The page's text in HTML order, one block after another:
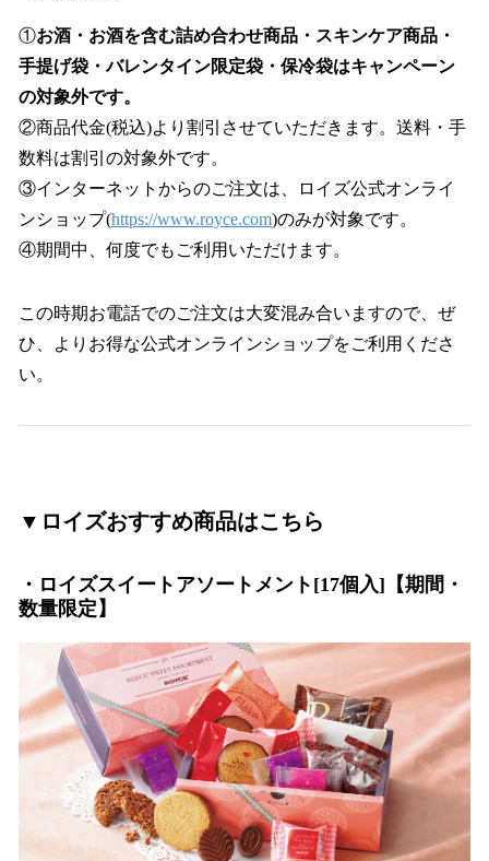
①お酒・お酒を含む詰め合わせ商品・スキンケア商品・
手提げ袋・バレンタイン限定袋・保冷袋はキャンペーン
の対象外です。
②商品代金(税込)より割引させていただきます。送料・手
数料は割引の対象外です。
③インターネットからのご注文は、ロイズ公式オンライ
ンショップ(https://www.royce.com)のみが対象です。
④期間中、何度でもご利用いただけます。
この時期お電話でのご注文は大変混み合いますので、ぜ
ひ、よりお得な公式オンラインショップをご利用くださ
い。
▼ロイズおすすめ商品はこちら
・ロイズスイートアソートメント[17個入]【期間・
数量限定】